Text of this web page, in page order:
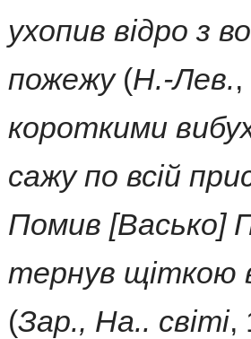
ухопив відро з
пожежу(Н.-Лев.
короткими
сажу по всій
Помив [Васько]
тернув щіткою
(Зар., На.. світі,